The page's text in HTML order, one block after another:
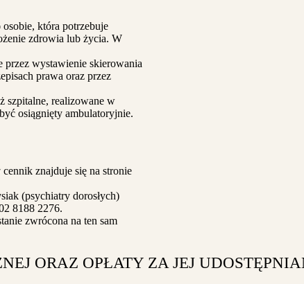
która potrzebuje
zdrowia lub życia. W
przez wystawienie skierowania
prawa oraz przez
szpitalne, realizowane w
osiągnięty ambulatoryjnie.
znajduje się na stronie
(psychiatry dorosłych)
8188 2276.
zwrócona na ten sam
ORAZ OPŁATY ZA JEJ